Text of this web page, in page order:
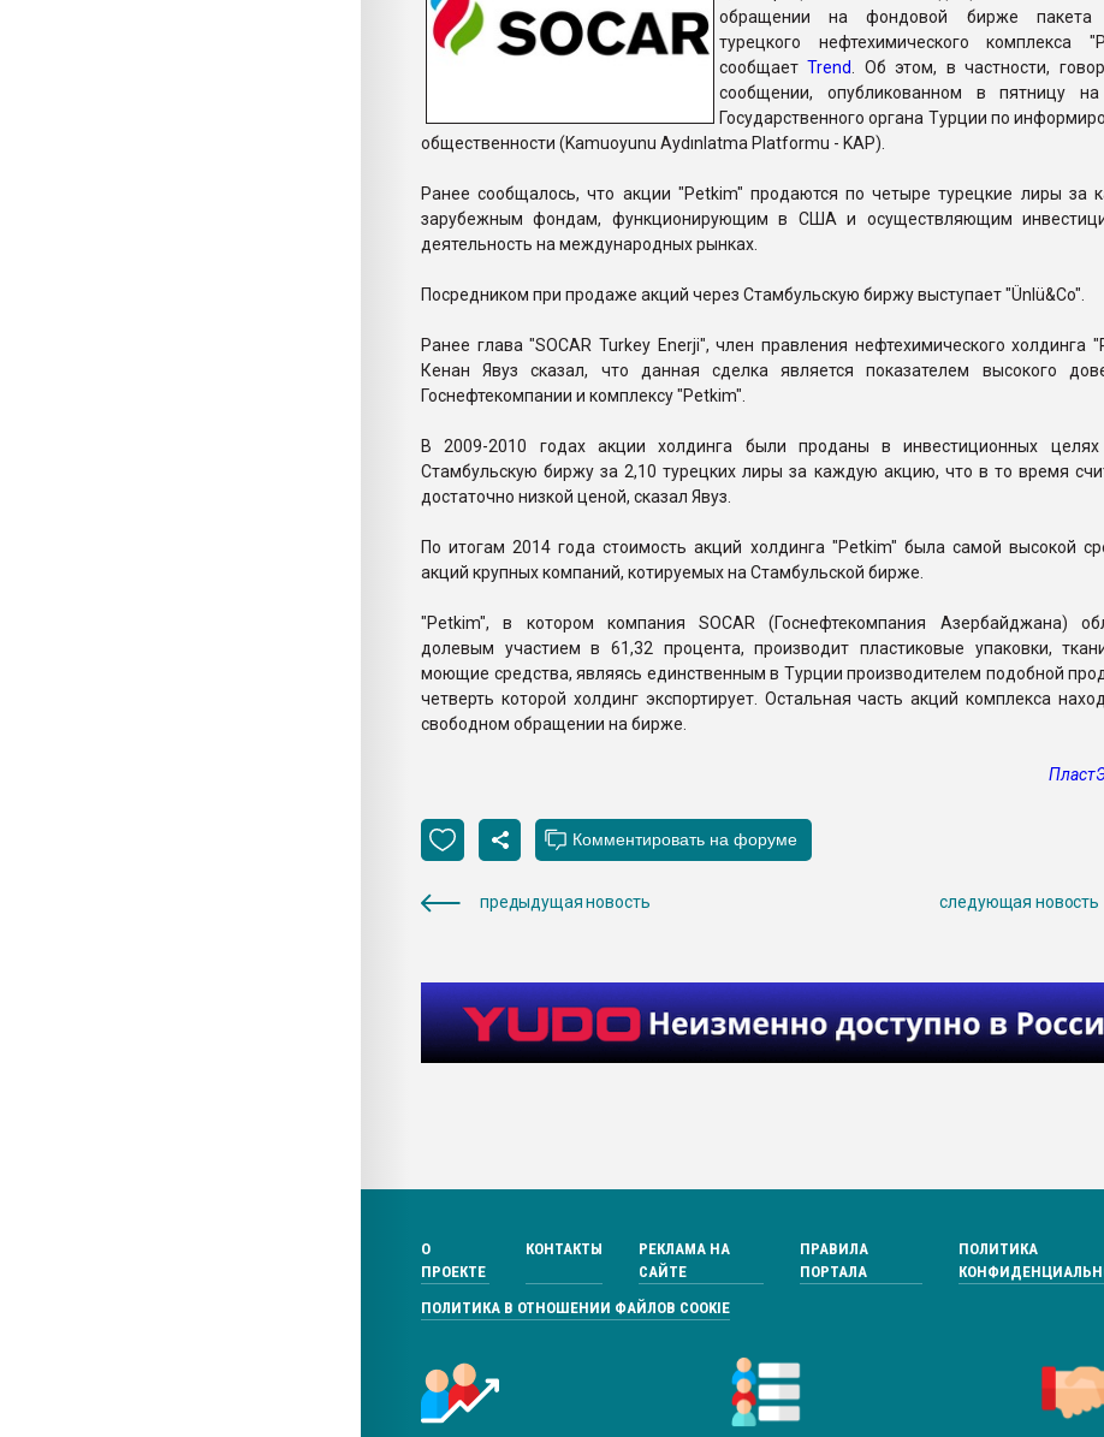
обращении на фондовой бирже пакета
турецкого нефтехимического комплекса
сообщаетTrend. Об этом, в частности,
сообщении, опубликованном в пятницу на
Государственного органа Турции по
общественности (Kamuoyunu Aydınlatma Platformu - KAP).
Ранее сообщалось, что акции "Petkim" продаются по четыре турецкие лиры за
зарубежным фондам, функционирующим в США и осуществляющим
деятельность на международных рынках.
Посредником при продаже акций через Стамбульскую биржу выступает "Ünlü&Co".
Ранее глава "SOCAR Turkey Enerji", член правления нефтехимического холдинга
Кенан Явуз сказал, что данная сделка является показателем высокого
Госнефтекомпании и комплексу "Petkim".
В 2009-2010 годах акции холдинга были проданы в инвестиционных целях
Стамбульскую биржу за 2,10 турецких лиры за каждую акцию, что в то время
достаточно низкой ценой, сказал Явуз.
По итогам 2014 года стоимость акций холдинга "Petkim" была самой высокой
акций крупных компаний, котируемых на Стамбульской бирже.
"Petkim", в котором компания SOCAR (Госнефтекомпания Азербайджана)
долевым участием в 61,32 процента, производит пластиковые упаковки,
моющие средства, являясь единственным в Турции производителем подобной
четверть которой холдинг экспортирует. Остальная часть акций комплекса
свободном обращении на бирже.
предыдущая новость следующая новость
О
ПРОЕКТЕ
КОНТАКТЫ
РЕКЛАМА НА
САЙТЕ
ПРАВИЛА
ПОРТАЛА
ПОЛИТИКА
ПОЛИТИКА В ОТНОШЕНИИ ФАЙЛОВ COOKIE